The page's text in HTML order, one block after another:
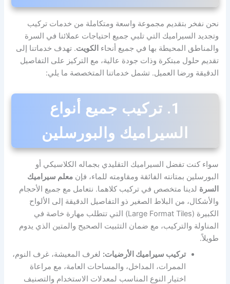
نحن نفخر بتقديم مجموعة واسعة ومتكاملة من خدمات تركيب
وتجديد السيراميك التي تلبي جميع احتياجات عملائنا في السرة
والمناطق المحيطة بها في جميع أنحاء الكويت. تهدف خدماتنا إلى
تقديم حلول مبتكرة وذات جودة عالية، مع التركيز على التفاصيل
الدقيقة ورضا العميل. تشمل خدماتنا المتخصصة ما يلي:
1. تركيب جميع أنواع
السيراميك والبورسلين
سواء كنت تفضل السيراميك التقليدي بجماله الكلاسيكي أو
البورسلين بمتانته الفائقة ومقاومته للماء، فإنمعلم سيراميك
السرة لدينا متخصص في تركيب كلاهما. نتعامل مع جميع الأحجام
والأشكال، من البلاط الصغير ذو التفاصيل الدقيقة إلى الألواح
الكبيرة (Large Format Tiles) التي تتطلب مهارة خاصة في
المناولة والتركيب، مع ضمان التثبيت الصحيح والمتين الذي يدوم
طويلاً.
تركيب سيراميك الأرضيات: لغرف المعيشة، غرف النوم،
الممرات، المداخل، والمساحات العامة، مع مراعاة
اختيار النوع المناسب لمعدلات الاستخدام والتصنيف